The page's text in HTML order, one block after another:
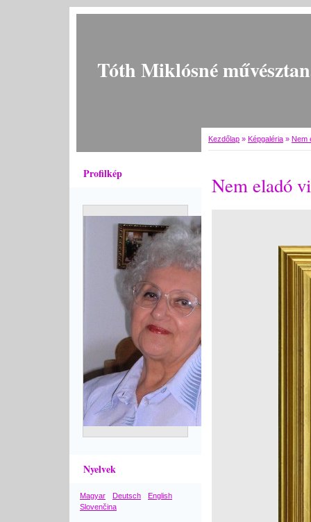
Tóth Miklósné
Profilkép
Nyelvek
Magyar Deutsch
English
Slovenčina
Kezdőlap » Képgaléria » Nem
Nem eladó